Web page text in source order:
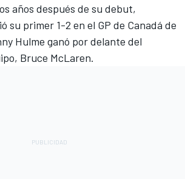
años después de su debut,
su primer 1-2 en el GP de Canadá de
Hulme ganó por delante del
Bruce McLaren.